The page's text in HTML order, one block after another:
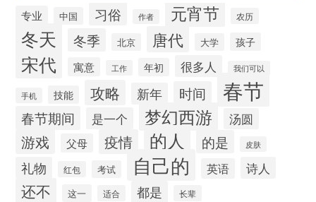
专业 中国 习俗 作者 元宵节 农历
冬天 冬季 北京 唐代 大学 孩子
宋代 寓意 工作 年初 很多人 我们可以
手机 技能 攻略 新年 时间 春节
春节期间 是一个 梦幻西游 汤圆
游戏 父母 疫情 的人 的是 皮肤
礼物 红包 考试 自己的 英语 诗人
还不 这一 适合 都是 长辈